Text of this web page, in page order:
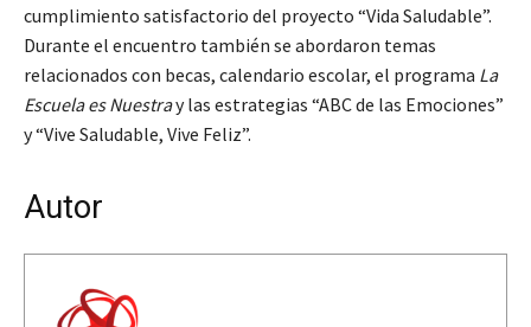
cumplimiento satisfactorio del proyecto “Vida Saludable”.
Durante el encuentro también se abordaron temas
relacionados con becas, calendario escolar, el programa La
Escuela es Nuestray las estrategias “ABC de las Emociones”
y “Vive Saludable, Vive Feliz”.
Autor